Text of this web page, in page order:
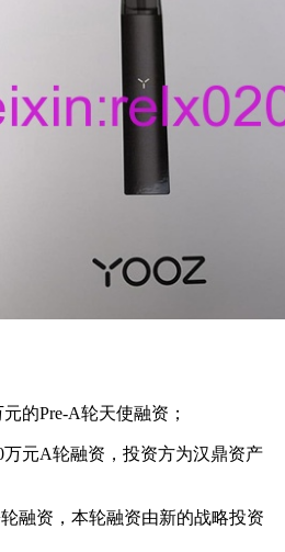
的Pre-A轮天使融资；
万元A轮融资，投资方为汉鼎资产
融资，本轮融资由新的战略投资